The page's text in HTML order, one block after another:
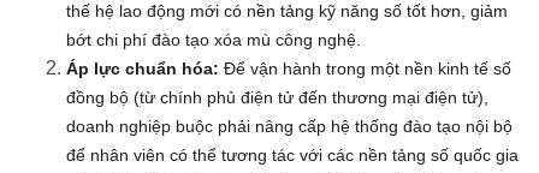
thế hệ lao động mới có nền tảng kỹ năng số tốt hơn, giảm
bớt chi phí đào tạo xóa mù công nghệ.
Áp lực chuẩn hóa: Để vận hành trong một nền kinh tế số
đồng bộ (từ chính phủ điện tử đến thương mại điện tử),
doanh nghiệp buộc phải nâng cấp hệ thống đào tạo nội bộ
để nhân viên có thể tương tác với các nền tảng số quốc gia